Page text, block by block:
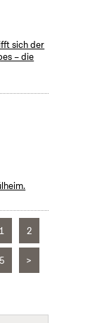
sich der
– die
1 2
5 >